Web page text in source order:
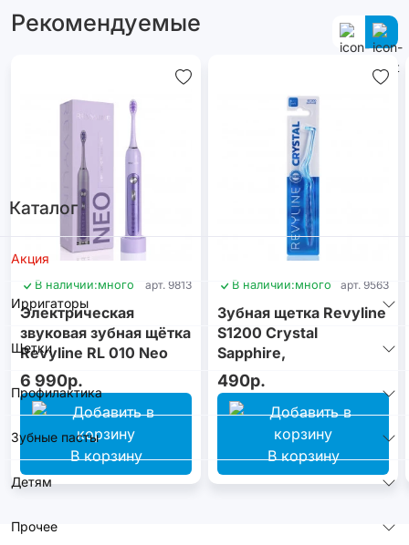
Каталог
Акция
Ирригаторы
Щетки
Профилактика
Зубные пасты
Детям
Прочее
Рекомендуемые
В наличии:много арт. 9813
Электрическая
звуковая зубная щётка
Revyline RL 010 Neo
Violet
6 990р.
В корзину
В наличии:много арт. 9563
Зубная щетка Revyline
S1200 Crystal
Sapphire,
монопучковая
490р.
В корзину